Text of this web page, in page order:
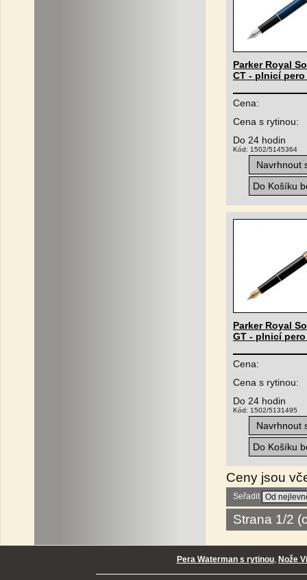
Parker Royal
CT - plnicí pero
Cena:
Cena s rytinou:
Do 24 hodin
Kód: 1502/5145364
Navrhnout
Do Košíku
Parker Royal
GT - plnicí pero
Cena:
Cena s rytinou:
Do 24 hodin
Kód: 1502/5131495
Navrhnout
Do Košíku
Ceny jsou
Seřadit
Strana 1/2
Pera Waterman s rytinou, Nože